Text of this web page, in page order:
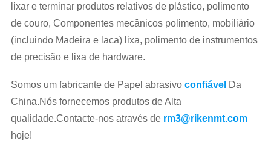
lixar e terminar produtos relativos de plástico, polimento
de couro, Componentes mecânicos polimento, mobiliário
(incluindo Madeira e laca) lixa, polimento de instrumentos
de precisão e lixa de hardware.
Somos um fabricante de Papel abrasivo confiável Da
China.Nós fornecemos produtos de Alta
qualidade.Contacte-nos através de rm3@rikenmt.com
hoje!